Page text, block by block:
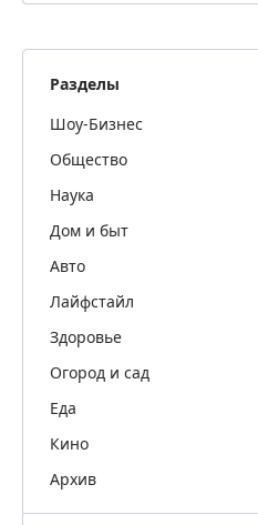
Разделы
Шоу-Бизнес
Общество
Наука
Дом и быт
Авто
Лайфстайл
Здоровье
Огород и сад
Еда
Кино
Архив